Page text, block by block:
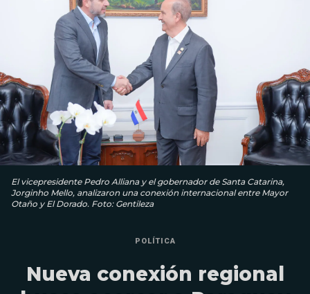
El vicepresidente Pedro Alliana y el gobernador de Santa Catarina,
Jorginho Mello, analizaron una conexión internacional entre Mayor
Otaño y El Dorado. Foto: Gentileza
POLÍTICA
Nueva conexión regional